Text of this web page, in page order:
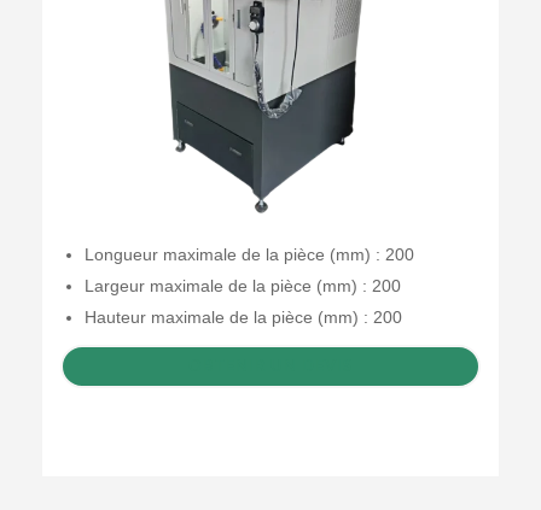
Longueur maximale de la pièce (mm) : 200
Largeur maximale de la pièce (mm) : 200
Hauteur maximale de la pièce (mm) : 200